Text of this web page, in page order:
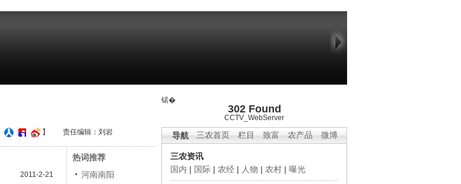
锘�
302 Found
CCTV_WebServer
三农首页 栏目 致富 农产品 微博
导航
三农资讯
国内 | 国际 | 农经 | 人物 | 农村 | 曝光
】 责任编辑：刘岩
2011-2-21
热词推荐
河南南阳